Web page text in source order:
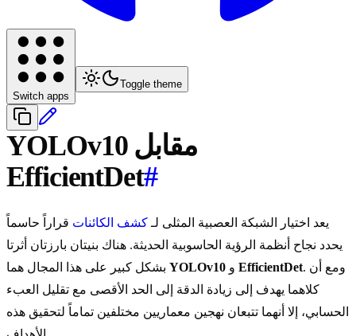
Switch apps
Toggle theme
YOLOv10 مقابل
EfficientDet#
يعد اختيار الشبكة العصبية المثلى لـ كشف الكائنات قراراً حاسماً
يحدد نجاح أنظمة الرؤية الحاسوبية الحديثة. هناك بنيتان بارزتان أثرتا
YOLOv10 EfficientDet. ومع أن
كلاهما يهدف إلى زيادة الدقة إلى الحد الأقصى مع تقليل العبء
الحسابي، إلا أنهما تتبعان نهجين معماريين مختلفين تماماً لتحقيق هذه